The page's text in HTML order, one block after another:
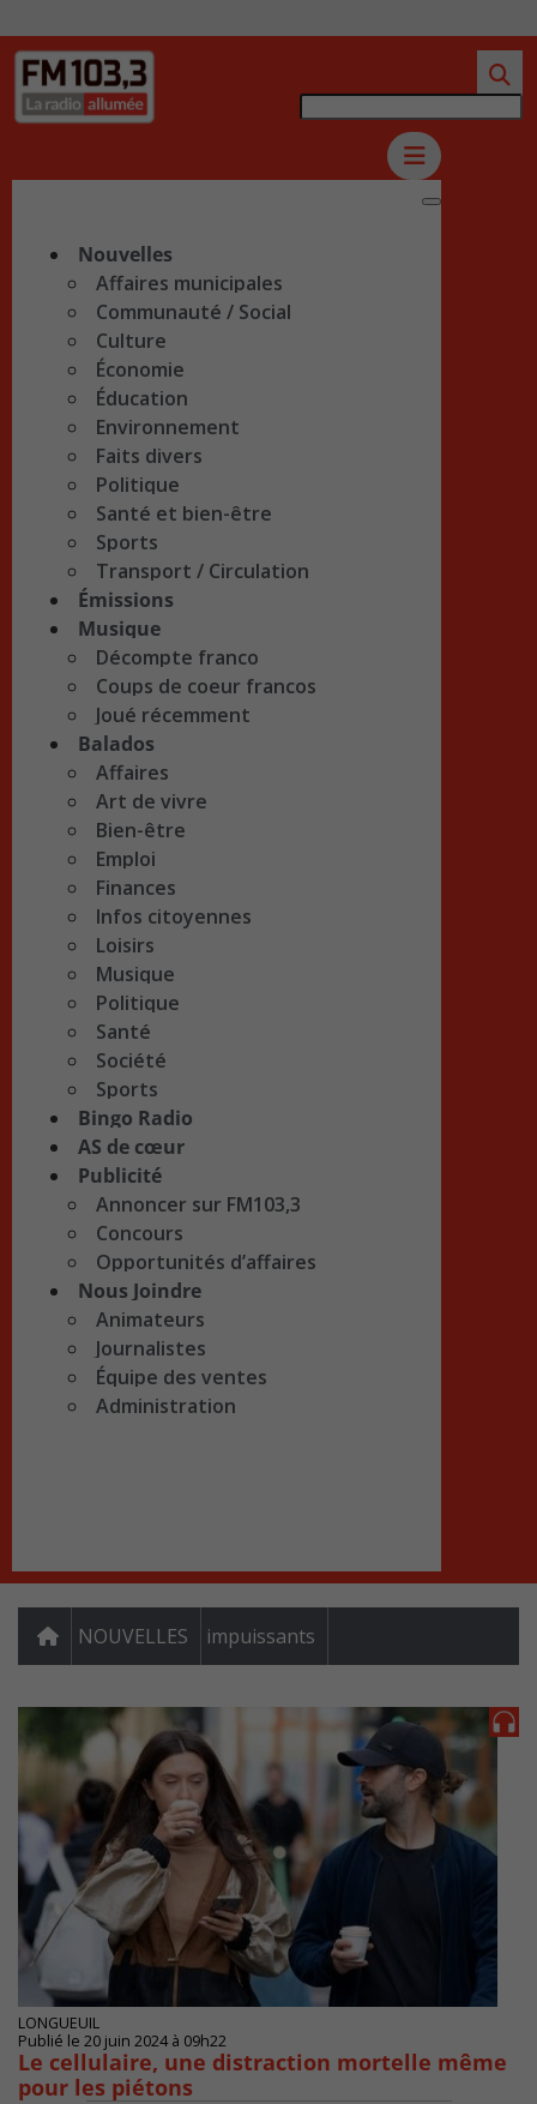
Nouvelles
Affaires municipales
Communauté / Social
Culture
Économie
Éducation
Environnement
Faits divers
Politique
Santé et bien-être
Sports
Transport / Circulation
Émissions
Musique
Décompte franco
Coups de coeur francos
Joué récemment
Balados
Affaires
Art de vivre
Bien-être
Emploi
Finances
Infos citoyennes
Loisirs
Musique
Politique
Santé
Société
Sports
Bingo Radio
AS de cœur
Publicité
Annoncer sur FM103,3
Concours
Opportunités d’affaires
Nous Joindre
Animateurs
Journalistes
Équipe des ventes
Administration
NOUVELLES impuissants
LONGUEUIL
Publié le 20 juin 2024 à 09h22
Le cellulaire, une distraction mortelle même
pour les piétons